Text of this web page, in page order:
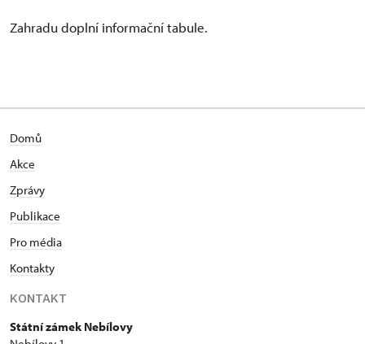
Zahradu doplní informační tabule.
Domů
Akce
Zprávy
Publikace
Pro média
Kontakty
KONTAKT
Státní zámek Nebílovy